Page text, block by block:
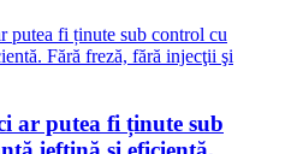
ar putea fi ținute sub